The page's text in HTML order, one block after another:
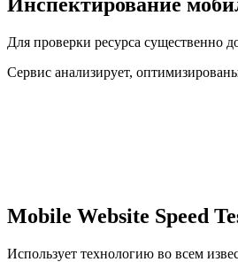
Для проверки ресурса существенно
Сервис анализирует,
Mobile Website Speed
Использует технологию во всем